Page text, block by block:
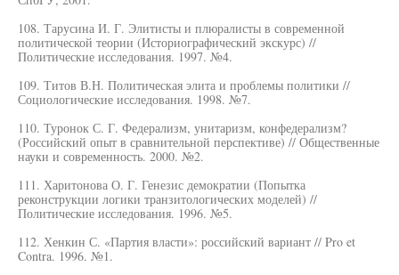
108. Тарусина И. Г. Элитисты и плюралисты в современной
политической теории (Историографический экскурс) //
Политические исследования. 1997. №4.
109. Титов В.Н. Политическая элита и проблемы политики //
Социологические исследования. 1998. №7.
110. Туронок С. Г. Федерализм, унитаризм, конфедерализм?
(Российский опыт в сравнительной перспективе) // Общественные
науки и современность. 2000. №2.
111. Харитонова О. Г. Генезис демократии (Попытка
реконструкции логики транзитологических моделей) //
Политические исследования. 1996. №5.
112. Хенкин С. «Партия власти»: российский вариант // Pro et
Contra. 1996. №1.